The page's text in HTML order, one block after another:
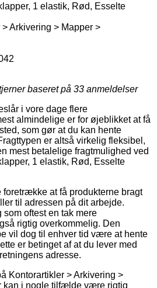
1 elastik, Rød, Esselte
Arkivering > Mapper >
baseret på 33 anmeldelser
i vore dage flere
almindelige er for øjeblikket at få
som gør at du kan hente
er altså virkelig fleksibel,
mest betalelige fragtmulighed ved
1 elastik, Rød, Esselte
foretrække at få produkterne bragt
til adressen på dit arbejde.
som oftest en tak mere
rigtig overkommelig. Den
vil dog til enhver tid være at hente
er betinget af at du lever med
adresse.
Kontorartikler > Arkivering >
kan i nogle tilfælde være rigtig